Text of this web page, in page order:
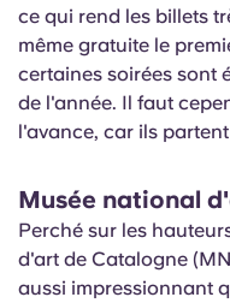
ce qui rend les billets
même gratuite le
certaines soirées sont
de l'année. Il faut
l'avance, car ils
Musée national
Perché sur les
d'art de Catalogne
aussi impressionnant